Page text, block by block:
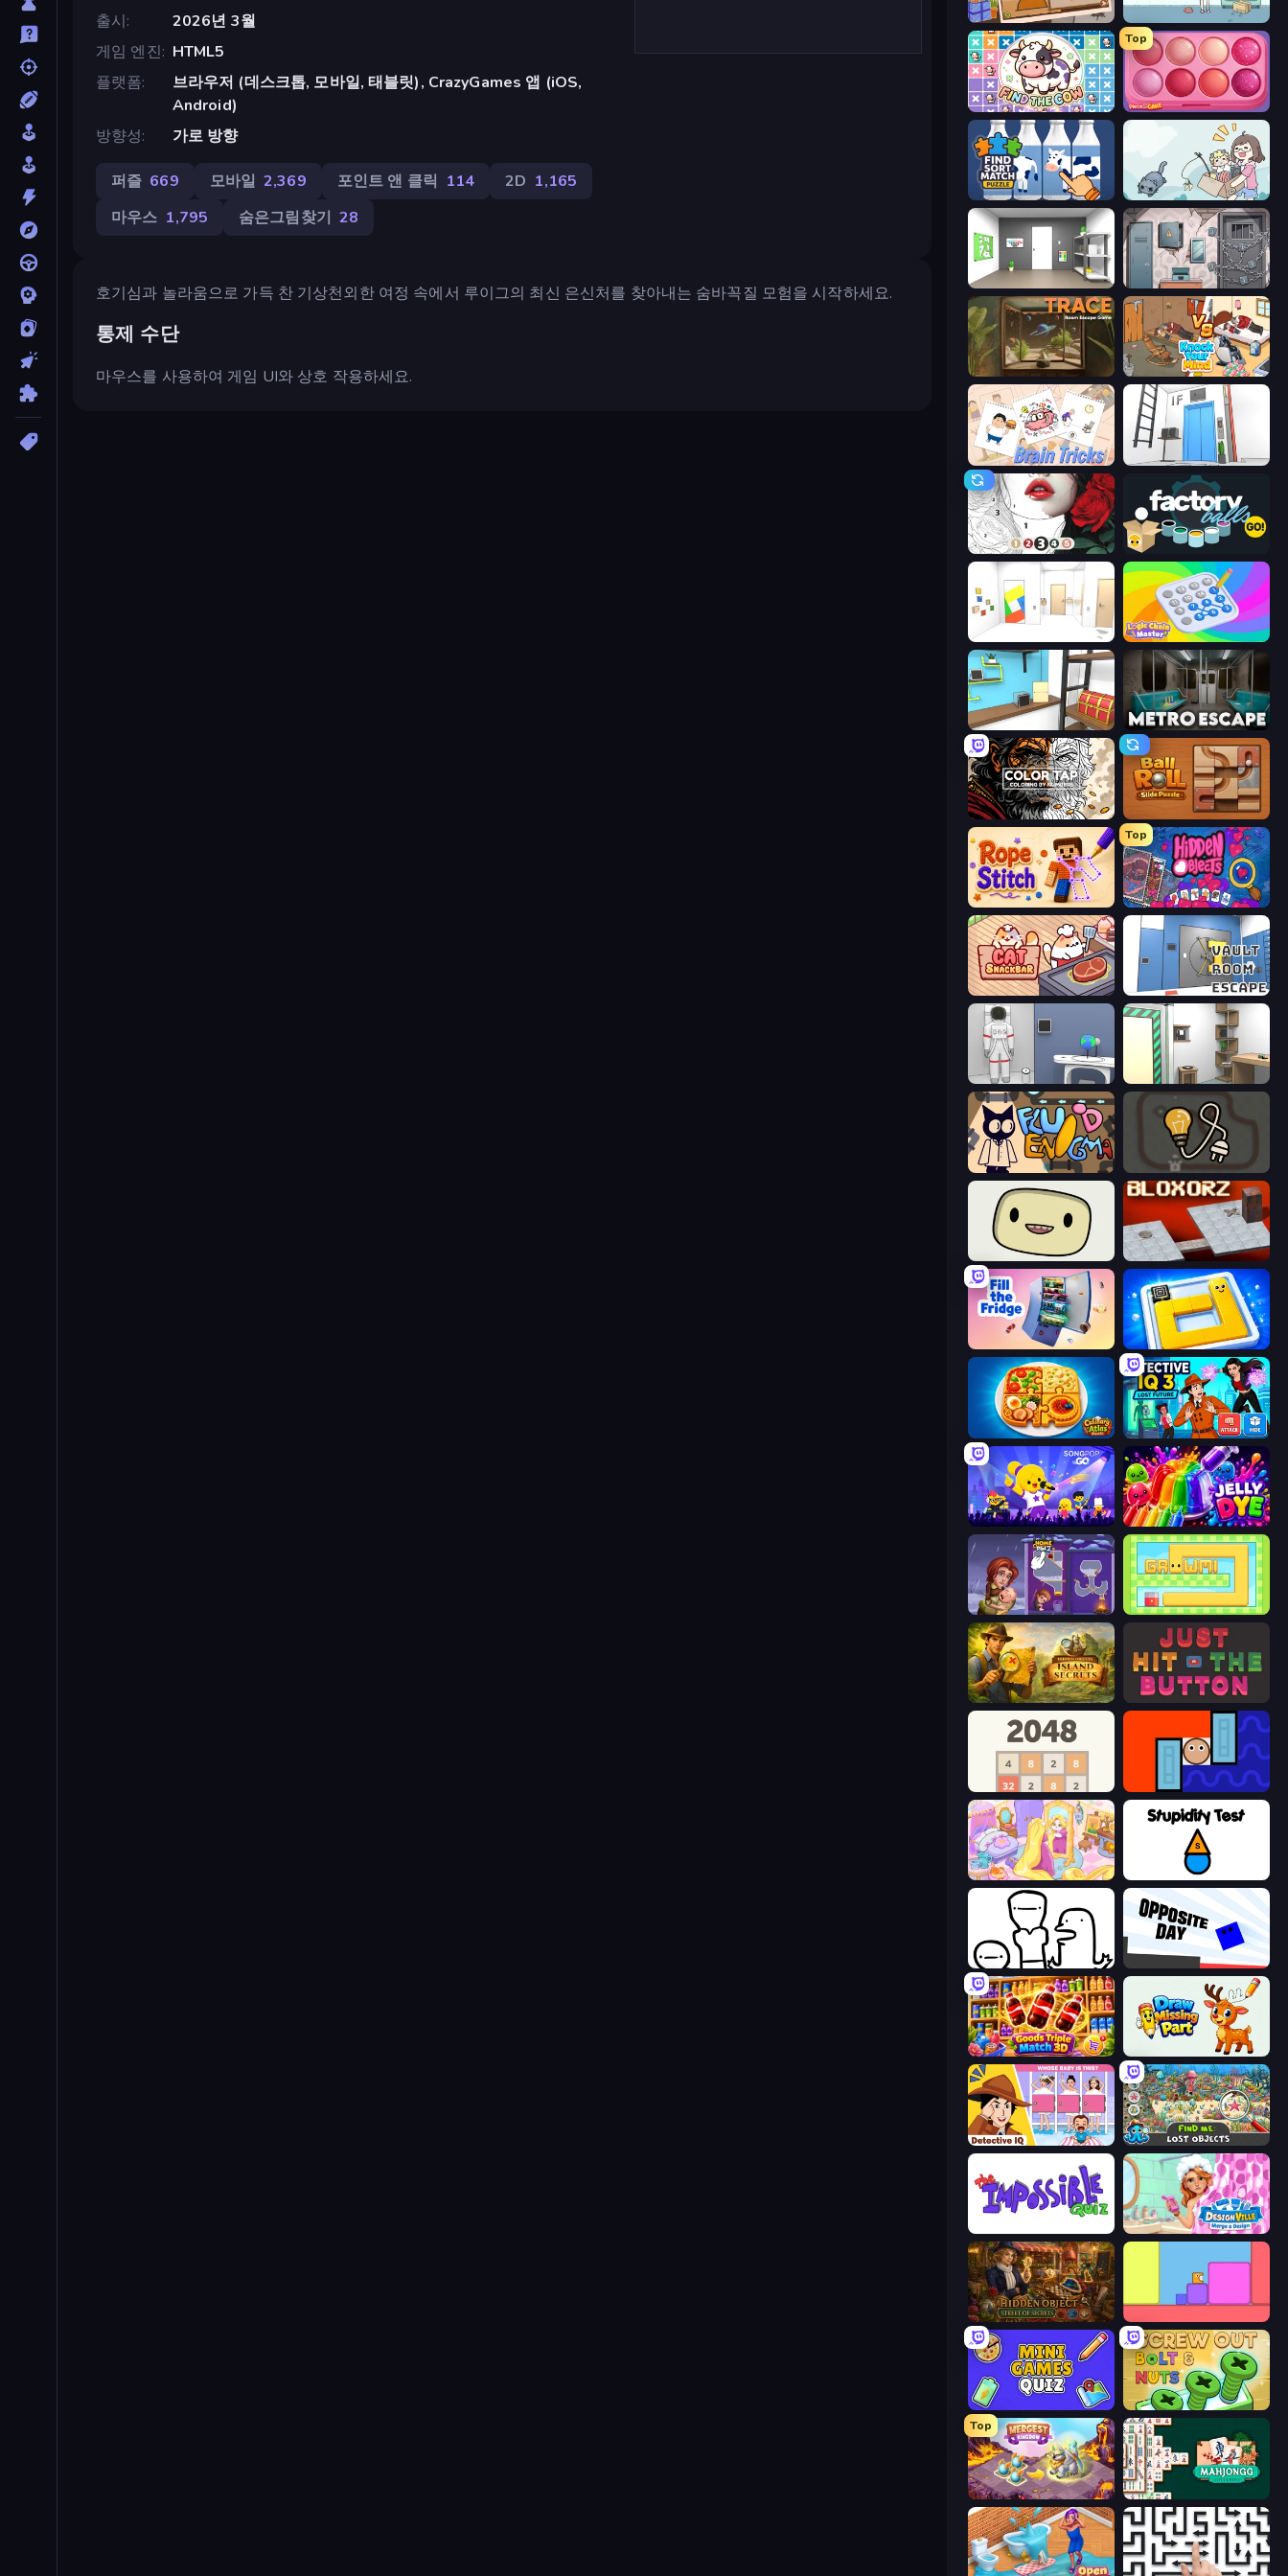
출시
2026년 3월
게임 엔진
HTML5
플랫폼
브라우저 (데스크톱, 모바일, 태블릿), CrazyGames 앱 (iOS,
Android)
방향성
가로 방향
퍼즐 669 모바일 2,369 포인트 앤 클릭 114 2D 1,165
마우스 1,795 숨은그림찾기 28
호기심과 놀라움으로 가득 찬 기상천외한 여정 속에서 루이그의 최신 은신처를 찾아내는 숨바꼭질 모험을 시작하세요.
통제 수단
마우스를 사용하여 게임 UI와 상호 작용하세요.
Chigiri: Paper Puzzle
Find The Cow
Top
Piece of Cake: Merge and Bake
Find Sort Match - Puzzle Find Cat 2
Paint Room Escape Cube Stories: Escape
TRACE Knock Your Mind
Brain Tricks: Brain Games Elevator Room Escape
Numicolor Factory Balls Go!
Mirror Room Escape Logic Chain Master
Game Cafe Escape Metro Escape
Color Tap: Coloring by Numbers
Rope Stitch Puzzle
Top
Hidden Objects
Cat Snack Bar Vault Room Escape
Space Museum Escape Machine Room Escape
Fluid Enigma Light The Lamp
SuperWEIRD Bloxorz
Fill The Fridge Ice Slide
Culinary Atlas Detective IQ 3
SongPop GO Jelly Dye
Home Pin 2 Growmi
Hidden Objects: Island Secrets Just Hit the Button
2048 Lava and Aqua
Fairy Room - Decor Game Stupidity Test
I Don't Even Know Opposite Day
Goods Triple Match 3D Draw Missing Part | DOP Puzzle
Detective IQ: Brain Games Find Me: Lost Objects
Designville: Merge & Design
Hidden Object: Street Of Secrets
Mini Games Quiz Screw Out: Bolts and Nuts
Top
Mergest Kingdom Mahjongg Solitaire